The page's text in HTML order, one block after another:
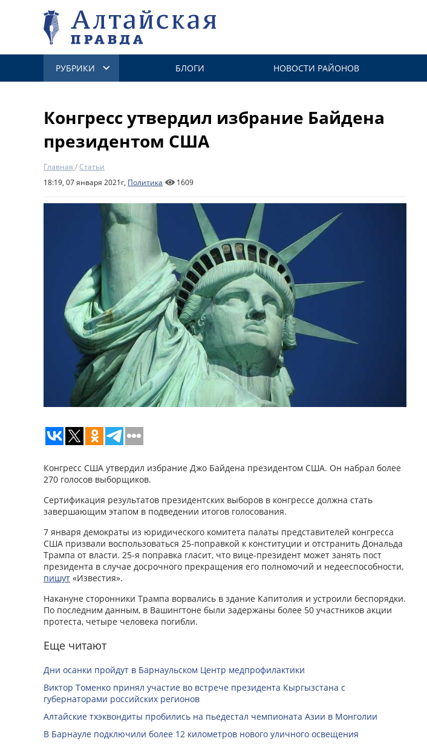
РУБРИКИ БЛОГИ НОВОСТИ РАЙОНОВ
Конгресс утвердил избрание Байдена
президентом США
Главная /Статьи
18:19, 07 января 2021г, Политика 1609
Конгресс США утвердил избрание Джо Байдена президентом США. Он набрал более
270 голосов выборщиков.
Сертификация результатов президентских выборов в конгрессе должна стать
завершающим этапом в подведении итогов голосования.
7 января демократы из юридического комитета палаты представителей конгресса
США призвали воспользоваться 25-поправкой к конституции и отстранить Дональда
Трампа от власти. 25-я поправка гласит, что вице-президент может занять пост
президента в случае досрочного прекращения его полномочий и недееспособности,
пишут «Известия».
Накануне сторонники Трампа ворвались в здание Капитолия и устроили беспорядки.
По последним данным, в Вашингтоне были задержаны более 50 участников акции
протеста, четыре человека погибли.
Еще читают
Дни осанки пройдут в Барнаульском Центр медпрофилактики
Виктор Томенко принял участие во встрече президента Кыргызстана с
губернаторами российских регионов
Алтайские тхэквондиты пробились на пьедестал чемпионата Азии в Монголии
В Барнауле подключили более 12 километров нового уличного освещения